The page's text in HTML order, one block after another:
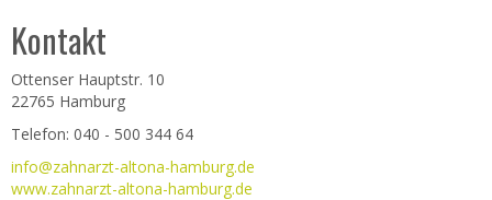
Kontakt
Ottenser Hauptstr. 10
22765 Hamburg
Telefon: 040 - 500 344 64
info@zahnarzt-altona-hamburg.de
www.zahnarzt-altona-hamburg.de